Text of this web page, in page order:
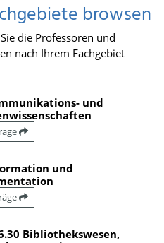
browsen
die Professoren und
nach Ihrem Fachgebiet
und
und
Bibliothekswesen,